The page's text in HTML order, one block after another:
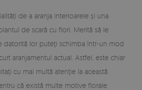
de a aranja interioarele și una
de scară cu flori. Merită să le
datorită lor puteți schimba într-un mod
aranjamentul actual. Astfel, este chiar
cu mai multă atenție la această
că există multe motive florale